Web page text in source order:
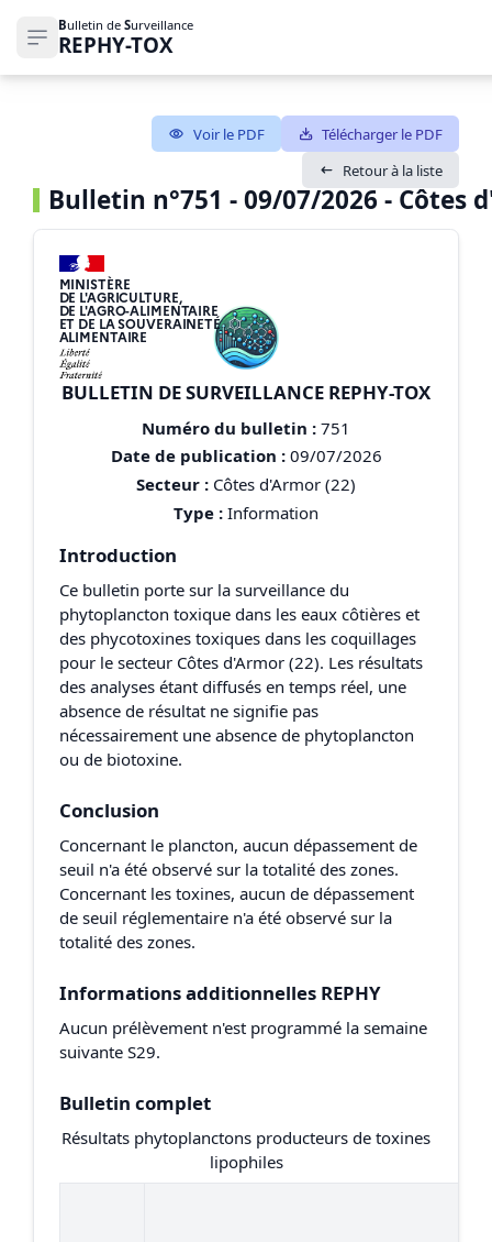
Ouvrir le menu de navigation
Bulletin de Surveillance
REPHY-TOX
Bulletin n°751 - 09/07/2026 - Côtes
Voir le PDF
Télécharger le PDF
Retour à la liste
MINISTÈRE
DE L'AGRICULTURE,
DE L'AGRO-ALIMENTAIRE
ET DE LA SOUVERAINETÉ
ALIMENTAIRE
BULLETIN DE SURVEILLANCE REPHY-TOX
Numéro du bulletin : 751
Date de publication :09/07/2026
Secteur : Côtes d'Armor (22)
Type : Information
Introduction
Ce bulletin porte sur la surveillance du
phytoplancton toxique dans les eaux côtières et
des phycotoxines toxiques dans les coquillages
pour le secteur Côtes d'Armor (22). Les résultats
des analyses étant diffusés en temps réel, une
absence de résultat ne signifie pas
nécessairement une absence de phytoplancton
ou de biotoxine.
Conclusion
Concernant le plancton, aucun dépassement de
seuil n'a été observé sur la totalité des zones.
Concernant les toxines, aucun de dépassement
de seuil réglementaire n'a été observé sur la
totalité des zones.
Informations additionnelles REPHY
Aucun prélèvement n'est programmé la semaine
suivante S29.
Bulletin complet
Résultats phytoplanctons producteurs de toxines
lipophiles